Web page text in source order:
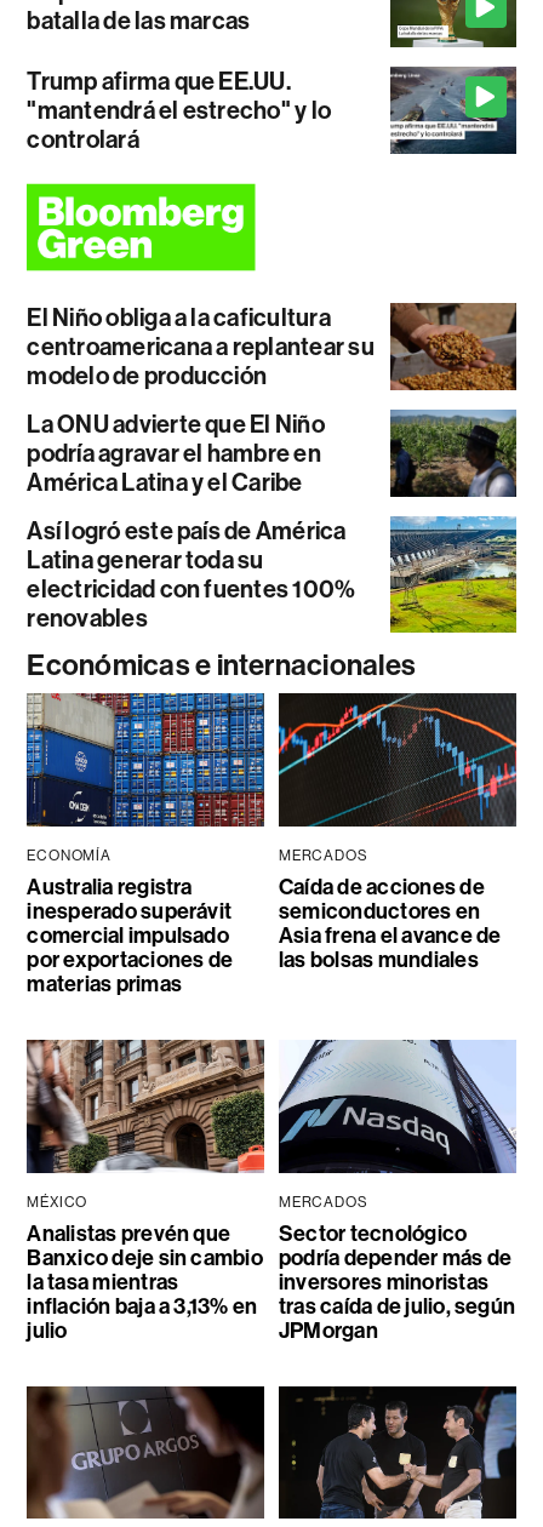
batalla de las marcas
Trump afirma que EE.UU.
"mantendrá el estrecho" y lo
controlará
El Niño obliga a la caficultura
centroamericana a replantear su
modelo de producción
La ONU advierte que El Niño
podría agravar el hambre en
América Latina y el Caribe
Así logró este país de América
Latina generar toda su
electricidad con fuentes 100%
renovables
Económicas e internacionales
ECONOMÍA
Australia registra
inesperado superávit
comercial impulsado
por exportaciones de
materias primas
MERCADOS
Caída de acciones de
semiconductores en
Asia frena el avance de
las bolsas mundiales
MÉXICO
Analistas prevén que
Banxico deje sin cambio
la tasa mientras
inflación baja a 3,13% en
julio
MERCADOS
Sector tecnológico
podría depender más de
inversores minoristas
tras caída de julio, según
JPMorgan